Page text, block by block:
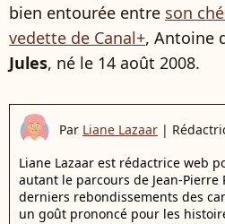
bien entourée entre son
vedette de Canal+, Antoine
Jules, né le 14 août 2008.
Par Liane Lazaar |
Liane Lazaar est rédactrice web
autant le parcours de Jean-Pierre
derniers rebondissements des
un goût prononcé pour les